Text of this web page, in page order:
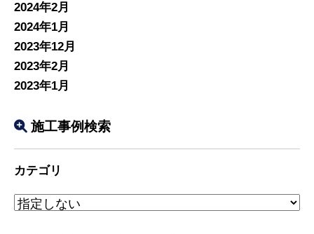
2024年2月
2024年1月
2023年12月
2023年2月
2023年1月
施工事例検索
カテゴリ